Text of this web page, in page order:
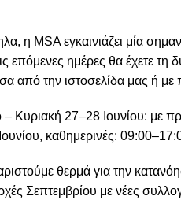
η MSA εγκαινιάζει μία
επόμενες ημέρες θα έχετε τη
από την ιστοσελίδα μας ή
– Κυριακή 27–28 Ιουνίου: με
καθημερινές:
θερμά για την
Σεπτεμβρίου με νέες